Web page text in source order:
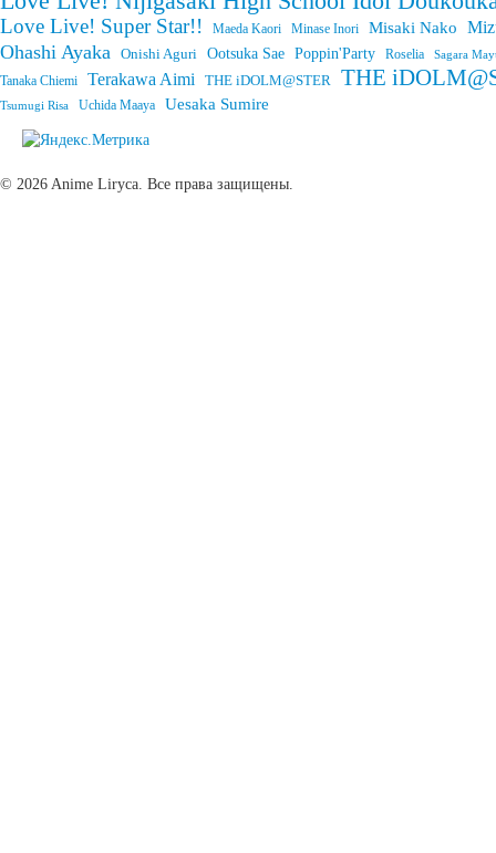
Love Live! Super Star!! Maeda Kaori Minase Inori Misaki Nako
Ohashi Ayaka Onishi Aguri Ootsuka Sae Poppin'Party Roselia Sagara
Tanaka Chiemi Terakawa Aimi THE iDOLM@STER THE
Tsumugi Risa Uchida Maaya Uesaka Sumire
© 2026 Anime Liryca. Все права защищены.